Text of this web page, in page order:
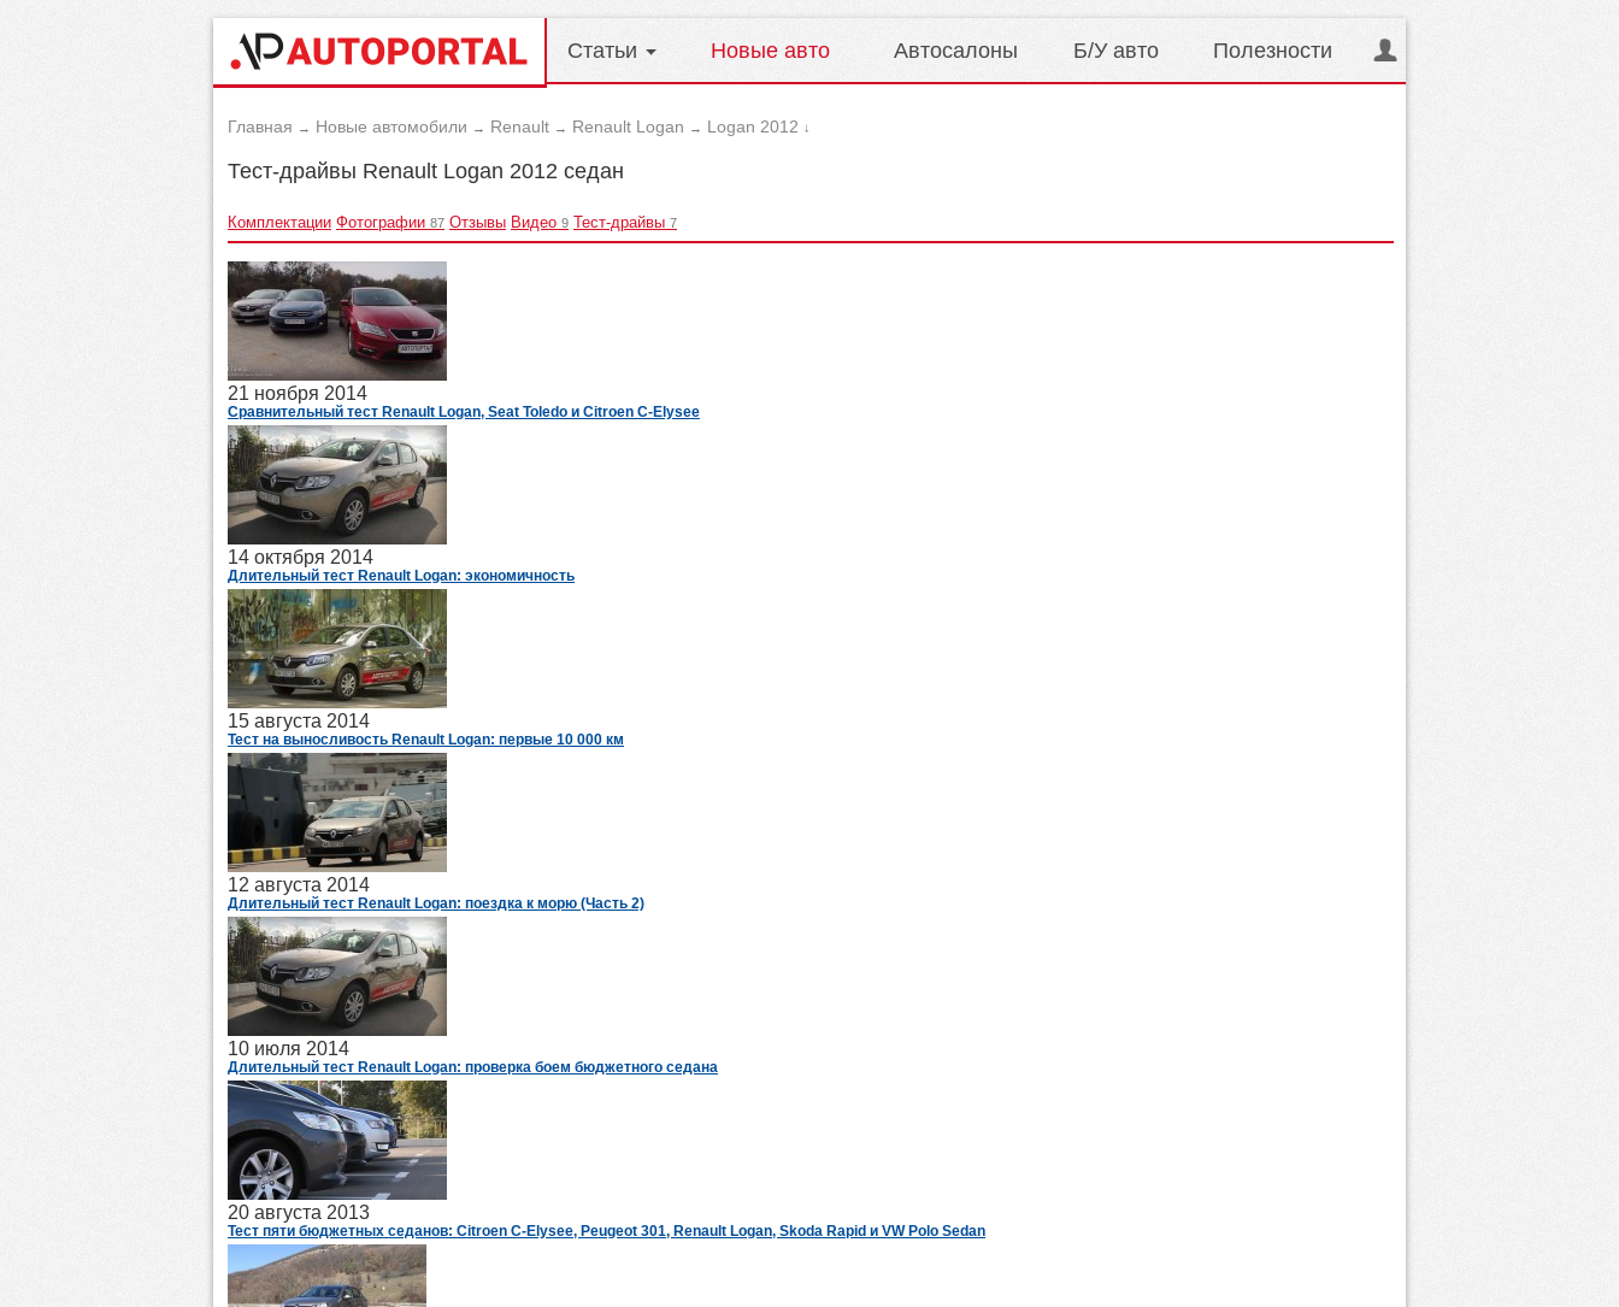
Статьи Новые авто Автосалоны Б/У авто Полезности
Главная → Новые автомобили → Renault → Renault Logan → Logan 2012 ↓
Тест-драйвы Renault Logan 2012 седан
Комплектации Фотографии 87 Отзывы Видео 9 Тест-драйвы 7
21 ноября 2014
Сравнительный тест Renault Logan, Seat Toledo и Citroen C-Elysee
14 октября 2014
Длительный тест Renault Logan: экономичность
15 августа 2014
Тест на выносливость Renault Logan: первые 10 000 км
12 августа 2014
Длительный тест Renault Logan: поездка к морю (Часть 2)
10 июля 2014
Длительный тест Renault Logan: проверка боем бюджетного седана
20 августа 2013
Тест пяти бюджетных седанов: Citroen C-Elysee, Peugeot 301, Renault Logan, Skoda Rapid и VW Polo Sedan